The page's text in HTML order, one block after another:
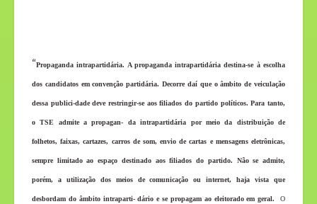
“Propaganda intrapartidária. A propaganda intrapartidária destina-se à escolha
dos candidatos em convenção partidária. Decorre daí que o âmbito de veiculação
dessa publici-dade deve restringir-se aos filiados do partido políticos. Para tanto,
o TSE admite a propagan- da intrapartidária por meio da distribuição de
folhetos, faixas, cartazes, carros de som, envio de cartas e mensagens eletrônicas,
sempre limitado ao espaço destinado aos filiados do partido. Não se admite,
porém, a utilização dos meios de comunicação ou internet, haja vista que
desbordam do âmbito intraparti- dário e se propagam ao eleitorado em geral. O